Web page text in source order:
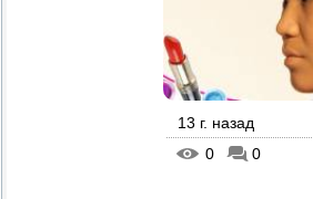
13 г. назад
0
0